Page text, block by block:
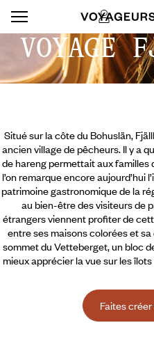
VOYAGE
Situé sur la côte du Bohuslän,
ancien village de pêcheurs. Il y a
de hareng permettait aux familles
l’on remarque encore
patrimoine gastronomique de la
au bien-être des visiteurs de
étrangers viennent profiter de
entre ses maisons colorées et
sommet du Vetteberget, un bloc
mieux apprécier la vue sur les
Faites